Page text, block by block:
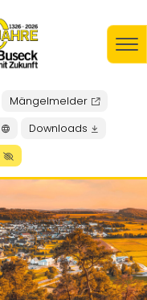
Mängelmelder
Downloads